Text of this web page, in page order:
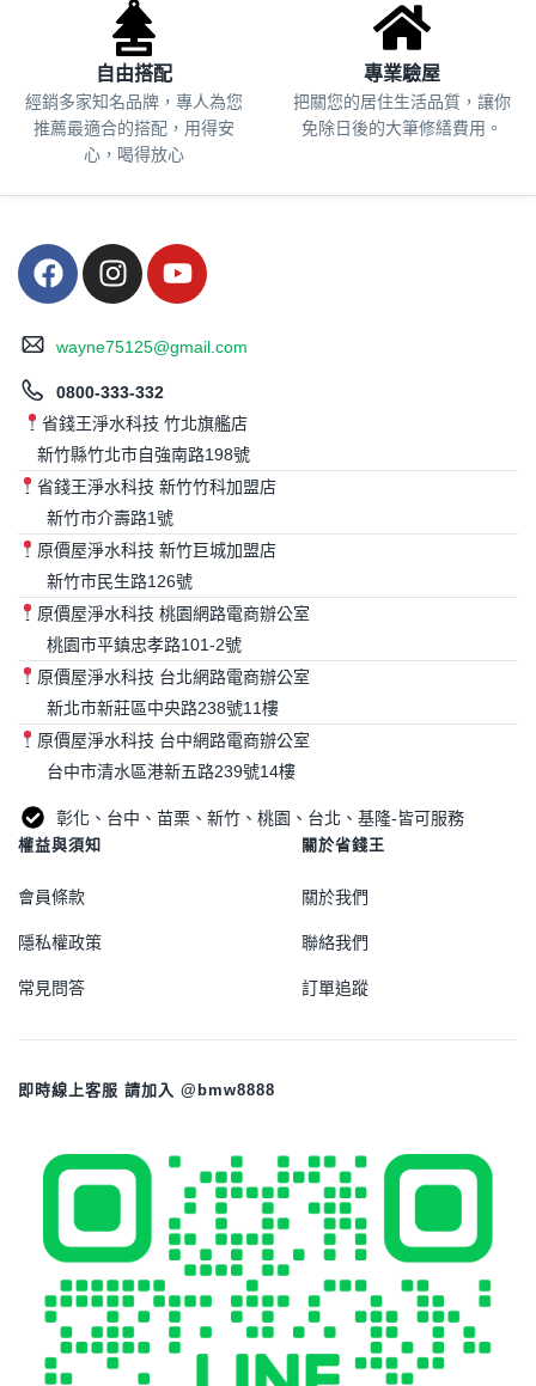
自由搭配
經銷多家知名品牌，專人為您
推薦最適合的搭配，用得安
心，喝得放心
專業驗屋
把關您的居住生活品質， 讓你
免除日後的大筆修繕費用。
wayne75125@gmail.com
0800-333-332
省錢王淨水科技 竹北旗艦店
新竹縣竹北市自強南路198號
省錢王淨水科技 新竹竹科加盟店
新竹市介壽路1號
原價屋淨水科技 新竹巨城加盟店
新竹市民生路126號
原價屋淨水科技 桃園網路電商辦公室
桃園市平鎮忠孝路101-2號
原價屋淨水科技 台北網路電商辦公室
新北市新莊區中央路238號11樓
原價屋淨水科技 台中網路電商辦公室
台中市清水區港新五路239號14樓
彰化、台中、苗栗、新竹、桃園、台北、基隆-皆可服務
權益與須知
會員條款
隱私權政策
常見問答
關於省錢王
關於我們
聯絡我們
訂單追蹤
即時線上客服 請加入 @bmw8888